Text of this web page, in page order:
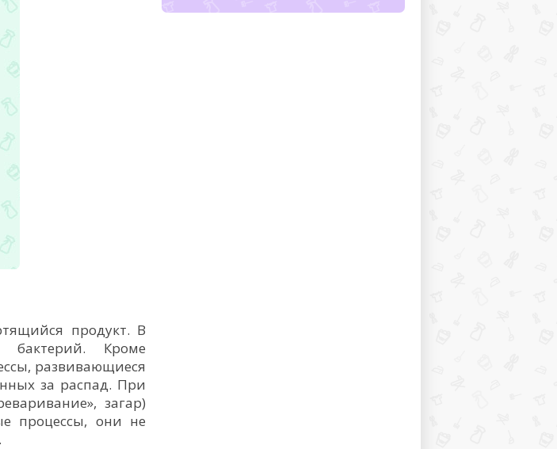
продукт. В
бактерий. Кроме
развивающиеся
за распад. При
загар)
процессы, они не